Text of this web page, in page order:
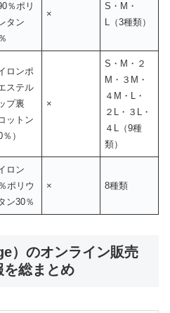
％ポリ
タン
×
S・M・
L（3種類）
ロンポ
ステル
プ裏
ットン
）
×
S・M・２
M・３M・
４M・L・
２L・３L・
４L（9種
類）
ロン
ポリウ
ン30％
× 8種類
）のオンライン販売
を総まとめ